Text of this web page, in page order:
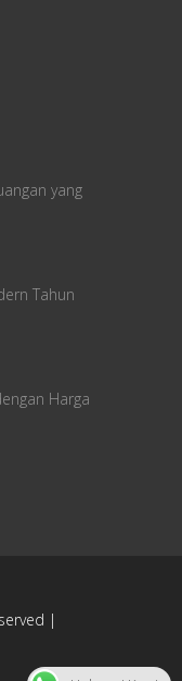
yang
Tahun
Harga
|